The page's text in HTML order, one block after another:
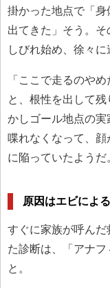
掛かった地点で「
出てきた」そう。
しびれ始め、徐々に
「ここで走るのや
と、根性を出して
かしゴール地点の
喋れなくなって、
に陥っていたようだ
原因はエビによ
すぐに家族が呼ん
た診断は、「アナ
と。